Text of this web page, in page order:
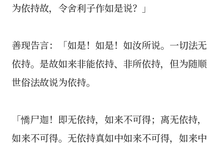
为依持故，令舍利子作如是说？」
善现告言：「如是！如是！如汝所说。一切法无
依持。是故如来非能依持、非所依持，但为随顺
世俗法故说为依持。
「憍尸迦！即无依持，如来不可得；离无依持，
如来不可得。无依持真如中如来不可得，如来中